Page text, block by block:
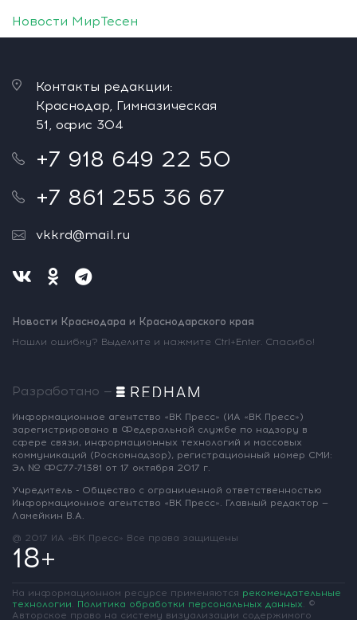
Новости МирТесен
Контакты редакции:
Краснодар, Гимназическая
51, офис 304
+7 918 649 22 50
+7 861 255 36 67
vkkrd@mail.ru
Новости Краснодара и Краснодарского края
Нашли ошибку? Выделите и нажмите Ctrl+Enter. Спасибо!
Разработано —
Информационное агентство «ВК Пресс» (ИА «ВК Пресс»)
зарегистрировано в Федеральной службе по надзору в
сфере связи, информационных технологий и массовых
коммуникаций (Роскомнадзор), регистрационный номер СМИ:
Эл № ФС77-71381 от 17 октября 2017 г.
Учредитель - Общество с ограниченной ответственностью
Информационное агентство «ВК Пресс». Главный редактор —
Ламейкин В.А.
@ 2017 ИА «ВК Пресс» Все права защищены
18+
На информационном ресурсе применяются рекомендательные
технологии. Политика обработки персональных данных. ©
Авторское право на систему визуализации содержимого